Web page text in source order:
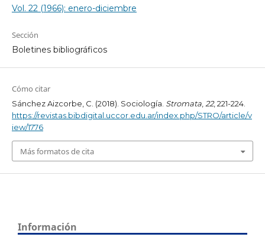
Vol. 22 (1966): enero-diciembre
Sección
Boletines bibliográficos
Cómo citar
Sánchez Aizcorbe, C. (2018). Sociología. Stromata,22, 221-224.
https://revistas.bibdigital.uccor.edu.ar/index.php/STRO/article/v
iew/1776
Más formatos de cita
Información